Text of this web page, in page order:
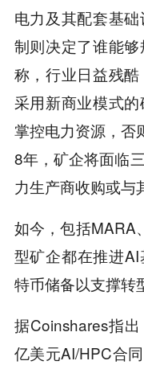
电力及其配套基
制则决定了谁能
称，行业日益残
采用新商业模式
掌控电力资源，否
8年，矿企将面临
力生产商收购或与
如今，包括MARA
型矿企都在推进
特币储备以支撑转
据Coinshares指
亿美元AI/HPC合